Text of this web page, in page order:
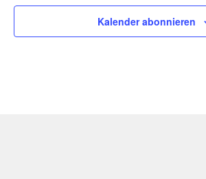
Kalender abonnieren